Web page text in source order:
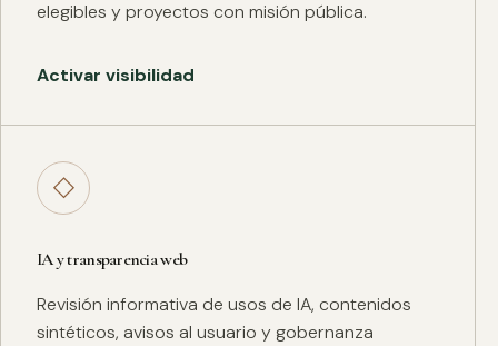
elegibles y proyectos con misión pública.
Activar visibilidad
◇
IA y transparencia web
Revisión informativa de usos de IA, contenidos
sintéticos, avisos al usuario y gobernanza